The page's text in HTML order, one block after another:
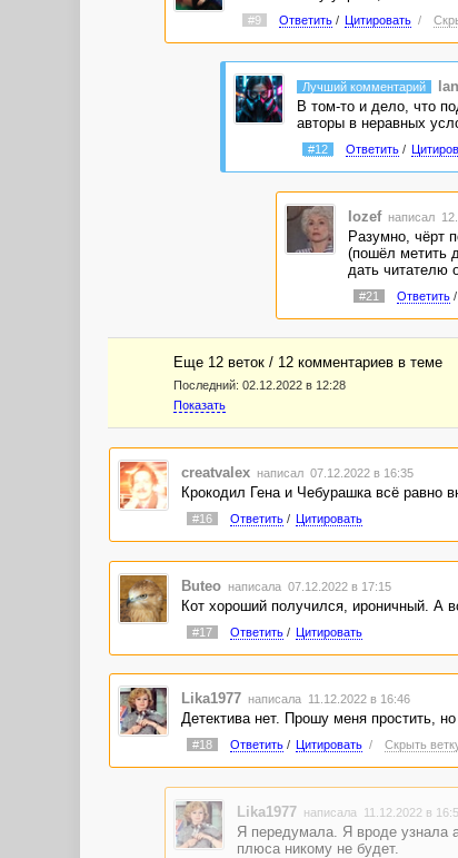
#9 Ответить/ Цитировать /
Лучший комментарий
В том-то и дело, что
авторы в неравных
#12 Ответить/
Iozef написал
Разумно, чёрт
(пошёл метить
дать читателю
#21 Ответить/
Еще 12 веток / 12 комментариев в темe
Последний: 02.12.2022 в 12:28
Показать
creatvalex написал 07.12.2022 в 16:35
Крокодил Гена и Чебурашка всё равно
#16 Ответить/ Цитировать
Buteo написала 07.12.2022 в 17:15
Кот хороший получился, ироничный. А
#17 Ответить/ Цитировать
Lika1977 написала 11.12.2022 в 16:46
Детектива нет. Прошу меня простить,
#18 Ответить/ Цитировать / Скрыть
Lika1977 написала 11.12.2022 в
Я передумала. Я вроде узнала
плюса никому не будет.